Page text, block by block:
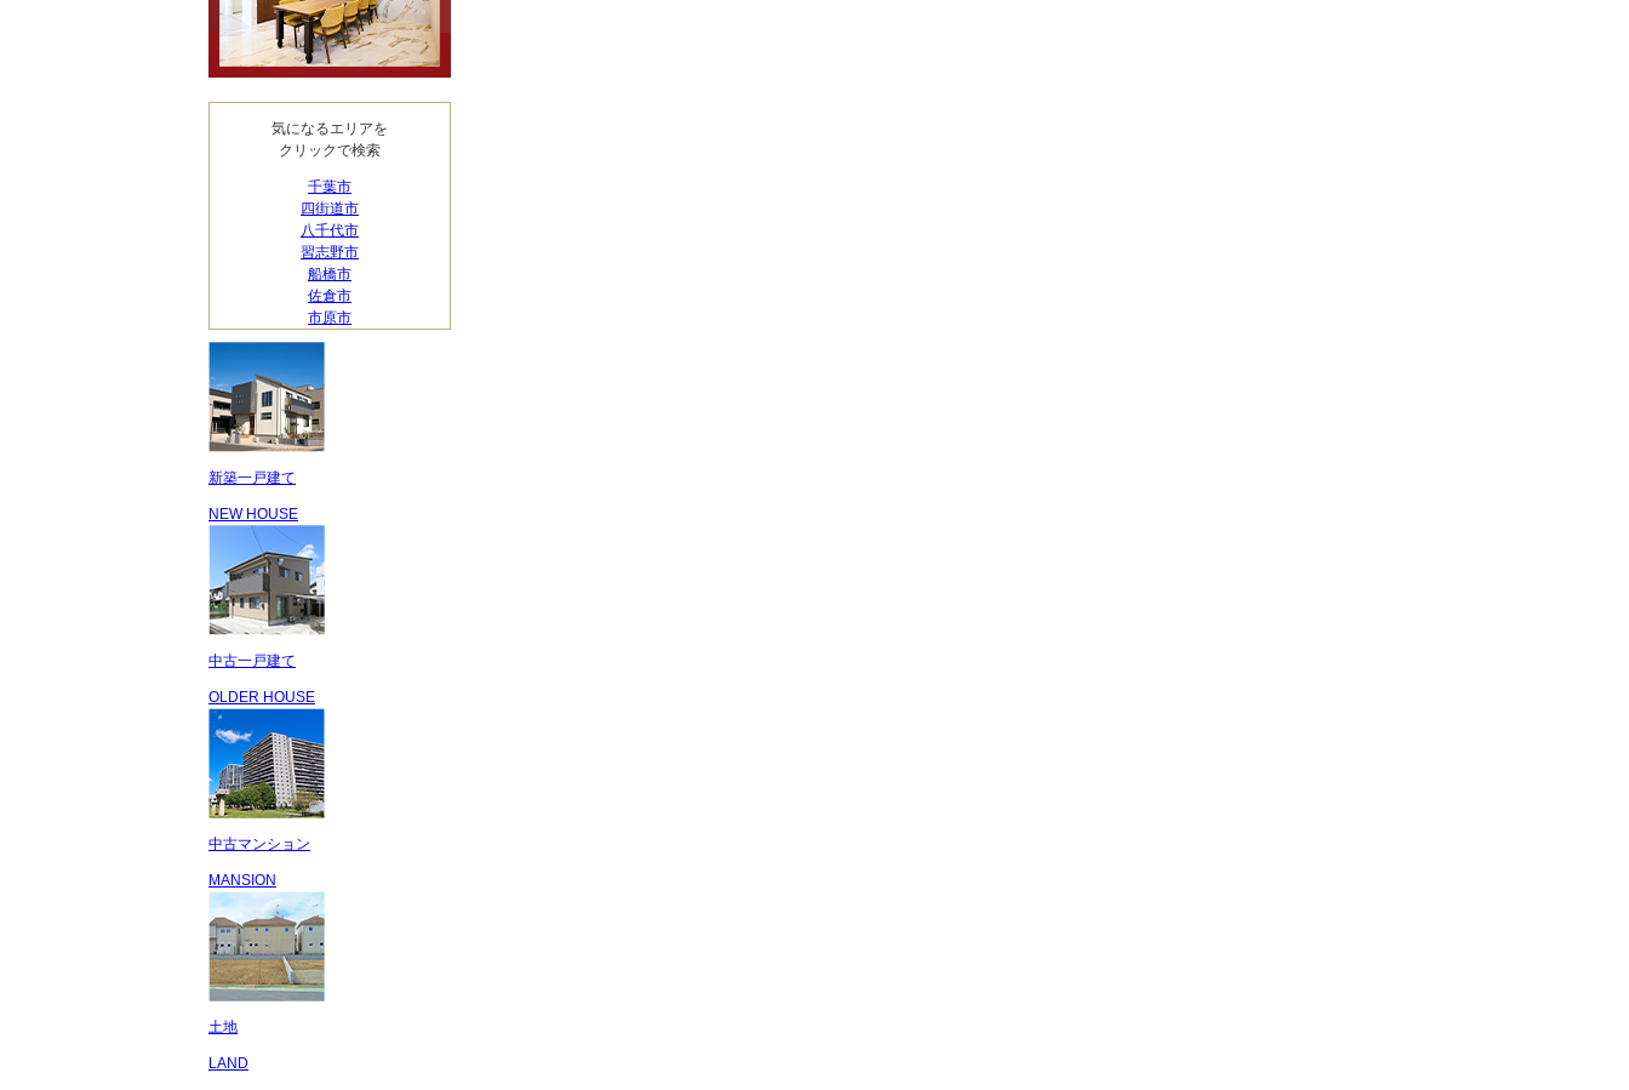
気になるエリアを
クリックで検索
千葉市
四街道市
八千代市
習志野市
船橋市
佐倉市
市原市
新築一戸建て
NEW HOUSE
中古一戸建て
OLDER HOUSE
中古マンション
MANSION
土地
LAND